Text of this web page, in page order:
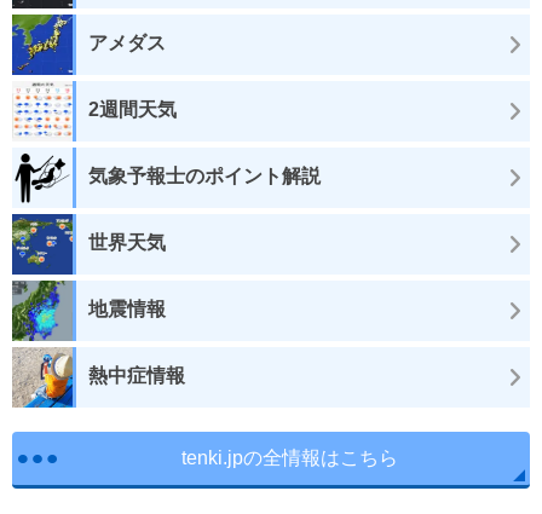
アメダス
2週間天気
気象予報士のポイント解説
世界天気
地震情報
熱中症情報
tenki.jpの全情報はこちら